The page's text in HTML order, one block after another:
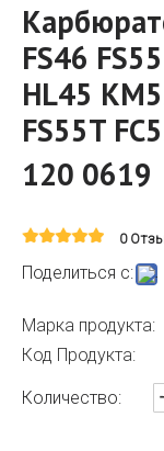
FS46
HL45
FS55T
120 0619
0
Поделиться с:
Марка продукта:
Код Продукта:
Количество: